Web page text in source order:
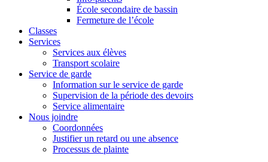
École secondaire de bassin
Fermeture de l’école
Classes
Services
Services aux élèves
Transport scolaire
Service de garde
Information sur le service de garde
Supervision de la période des devoirs
Service alimentaire
Nous joindre
Coordonnées
Justifier un retard ou une absence
Processus de plainte